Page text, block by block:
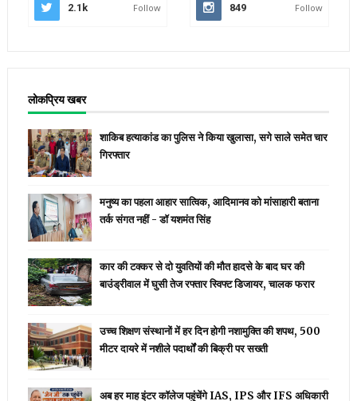
2.1k Follow 849 Follow
लोकप्रिय खबर
शाकिब हत्याकांड का पुलिस ने किया खुलासा, सगे साले समेत चार
गिरफ्तार
मनुष्य का पहला आहार सात्विक, आदिमानव को मांसाहारी बताना
तर्क संगत नहीं - डॉ यशमंत सिंह
कार की टक्कर से दो युवतियों की मौत हादसे के बाद घर की
बाउंड्रीवाल में घुसी तेज रफ्तार स्विफ्ट डिजायर, चालक फरार
उच्च शिक्षण संस्थानों में हर दिन होगी नशामुक्ति की शपथ, 500
मीटर दायरे में नशीले पदार्थों की बिक्री पर सख्ती
अब हर माह इंटर कॉलेज पहुंचेंगे IAS, IPS और IFS अधिकारी